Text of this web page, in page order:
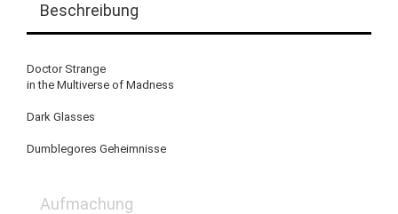
Beschreibung
Doctor Strange
in the Multiverse of Madness
Dark Glasses
Dumblegores Geheimnisse
Aufmachung